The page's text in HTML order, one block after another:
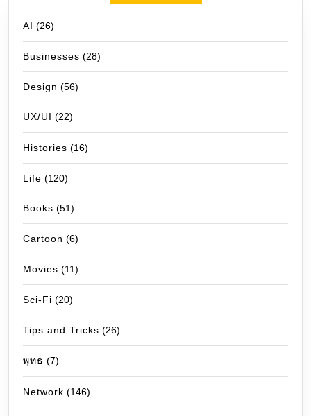
AI (26)
Businesses (28)
Design (56)
UX/UI (22)
Histories (16)
Life (120)
Books (51)
Cartoon (6)
Movies (11)
Sci-Fi (20)
Tips and Tricks (26)
พุทธ (7)
Network (146)